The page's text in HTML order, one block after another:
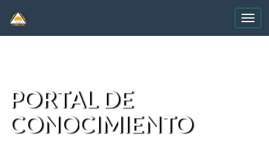
PORTAL DE
CONOCIMIENTO